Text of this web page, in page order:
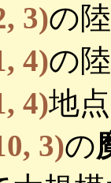
3)の
4)の
4)地
3)の